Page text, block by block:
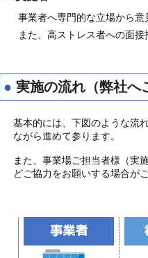
事業者へ専門的な立場から
また、高ストレス者への面
● 実施の流れ（弊社へ
基本的には、下図のような流
ながら進めて参ります。
また、事業場ご担当者様（実
どご協力をお願いする場合が